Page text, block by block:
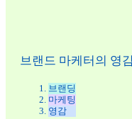
브랜드 마케터의 영
브랜딩
마케팅
영감